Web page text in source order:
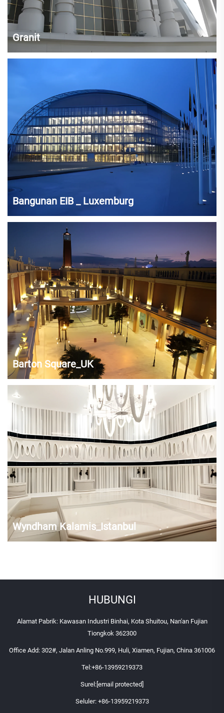
Granit
Bangunan EIB _ Luxemburg
Barton Square_UK
Wyndham Kalamis_Istanbul
HUBUNGI
Alamat Pabrik: Kawasan Industri Binhai, Kota Shuitou, Nan'an Fujian
Tiongkok 362300
Office Add: 302#, Jalan Anling No.999, Huli, Xiamen, Fujian, China 361006
Tel:+86-13959219373
Surel: [email protected]
Seluler: +86-13959219373